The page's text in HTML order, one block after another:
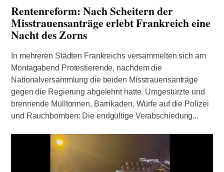
Rentenreform: Nach Scheitern der
Misstrauensanträge erlebt Frankreich eine
Nacht des Zorns
In mehreren Städten Frankreichs versammelten sich am
Montagabend Protestierende, nachdem die
Nationalversammlung die beiden Misstrauensanträge
gegen die Regierung abgelehnt hatte. Umgestürzte und
brennende Mülltonnen, Barrikaden, Würfe auf die Polizei
und Rauchbomben: Die endgültige Verabschiedung...